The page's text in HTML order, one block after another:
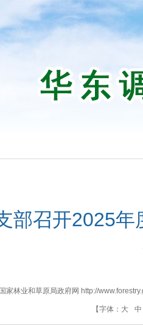
部召开2025
国家林业和草原局政府网 http://
【字体： 大 中